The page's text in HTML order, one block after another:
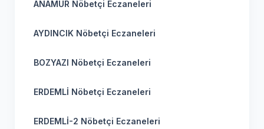
ANAMUR Nöbetçi Eczaneleri
AYDINCIK Nöbetçi Eczaneleri
BOZYAZI Nöbetçi Eczaneleri
ERDEMLİ Nöbetçi Eczaneleri
ERDEMLİ-2 Nöbetçi Eczaneleri